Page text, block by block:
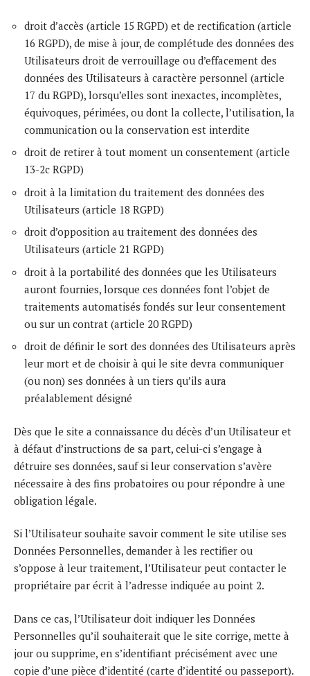
droit d’accès (article 15 RGPD) et de rectification (article
16 RGPD), de mise à jour, de complétude des données des
Utilisateurs droit de verrouillage ou d’effacement des
données des Utilisateurs à caractère personnel (article
17 du RGPD), lorsqu’elles sont inexactes, incomplètes,
équivoques, périmées, ou dont la collecte, l’utilisation, la
communication ou la conservation est interdite
droit de retirer à tout moment un consentement (article
13-2c RGPD)
droit à la limitation du traitement des données des
Utilisateurs (article 18 RGPD)
droit d’opposition au traitement des données des
Utilisateurs (article 21 RGPD)
droit à la portabilité des données que les Utilisateurs
auront fournies, lorsque ces données font l’objet de
traitements automatisés fondés sur leur consentement
ou sur un contrat (article 20 RGPD)
droit de définir le sort des données des Utilisateurs après
leur mort et de choisir à qui le site devra communiquer
(ou non) ses données à un tiers qu’ils aura
préalablement désigné
Dès que le site a connaissance du décès d’un Utilisateur et
à défaut d’instructions de sa part, celui-ci s’engage à
détruire ses données, sauf si leur conservation s’avère
nécessaire à des fins probatoires ou pour répondre à une
obligation légale.
Si l’Utilisateur souhaite savoir comment le site utilise ses
Données Personnelles, demander à les rectifier ou
s’oppose à leur traitement, l’Utilisateur peut contacter le
propriétaire par écrit à l’adresse indiquée au point 2.
Dans ce cas, l’Utilisateur doit indiquer les Données
Personnelles qu’il souhaiterait que le site corrige, mette à
jour ou supprime, en s’identifiant précisément avec une
copie d’une pièce d’identité (carte d’identité ou passeport).